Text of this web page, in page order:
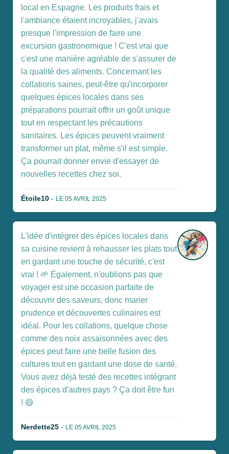
local en Espagne. Les produits frais et
l'ambiance étaient incroyables, j'avais
presque l'impression de faire une
excursion gastronomique ! C'est vrai que
c'est une manière agréable de s'assurer de
la qualité des aliments. Concernant les
collations saines, peut-être qu'incorporer
quelques épices locales dans ses
préparations pourrait offrir un goût unique
tout en respectant les précautions
sanitaires. Les épices peuvent vraiment
transformer un plat, même s'il est simple.
Ça pourrait donner envie d'essayer de
nouvelles recettes chez soi.
Étoile10 - LE 05 AVRIL 2025
L'idée d'intégrer des épices locales dans
sa cuisine revient à rehausser les plats tout
en gardant une touche de sécurité, c'est
vrai ! 🌱 Également, n'oublions pas que
voyager est une occasion parfaite de
découvrir des saveurs, donc marier
prudence et découvertes culinaires est
idéal. Pour les collations, quelque chose
comme des noix assaisonnées avec des
épices peut faire une belle fusion des
cultures tout en gardant une dose de santé.
Vous avez déjà testé des recettes intégrant
des épices d'autres pays ? Ça doit être fun
! 😄
Nerdette25 - LE 05 AVRIL 2025